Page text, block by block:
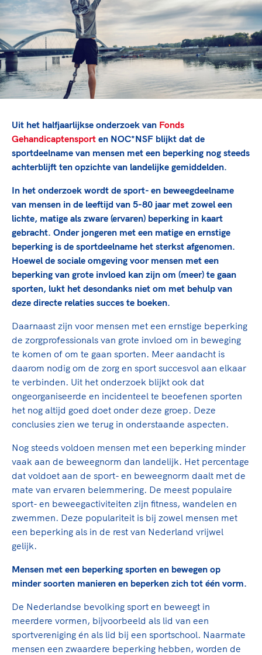
Sportonderzoek
Sportakkoord II
Game Changer
TeamNL kids
Nieuwspagina
Columns
Sport gaat niet vanzelf
Sport verenigt. Op sportclubs, pleintjes, tijdens
een rondje fietsen, door samen te skaten of naar
de sportschool te gaan. Door samen te juichen
voor Sifan Hassan, Rico Verhoeven, Diede de
Groot en het Nederlands Elftal. Of met trots te
genieten van de karatewedstrijd van je dochter,
de halve marathon van je moeder of de
hockeywedstrijd van je buurjongen.
Lees verder
Veilige en integere sport
Diversiteit en inclusie
Gezonde sportomgeving
Duurzaamheid
Bekwaam sportkader
Vitale clubs en bestuurlijk kader
Sportmatch
Clubacties
Handboek Wet- en Regelgeving
Opleidingen en trainingen
High5 Stappenplan
Ruimte voor sport
Clubondersteuning
Beroepskrachten
sportomgeving
Voor welk gedrag staat de club? Wat mag wel
langs de lijn, in de kleedkamer, kantine en online?
En wat mag vooral niet? Een gedragscode geeft
hier richting aan en is dus een belangrijk
onderdeel van het clubbeleid rondom gewenst en
Lees verder
TeamNL Academie Kalender
Kennisaanbod TeamNL Experts
TeamNL Sport Science Centre
Paralympische Spelen LA28
Europese Spelen Istanbul 2027
Topsportfinanciering
Maatschappelijke waarde topsport
Top teamsportcompetities
De TeamNL Academie
De TeamNL Academie biedt een leer- en
binnen TeamNL programma's: experts, coaches,
bestuurders, (technisch) directeuren, managers en
toekomstig kader.
Lees verder
Uit het halfjaarlijkse onderzoek van Fonds
Gehandicaptensport en NOC*NSF blijkt dat de
sportdeelname van mensen met een beperking nog steeds
achterblijft ten opzichte van landelijke gemiddelden.
In het onderzoek wordt de sport- en beweegdeelname
van mensen in de leeftijd van 5-80 jaar met zowel een
lichte, matige als zware (ervaren) beperking in kaart
gebracht. Onder jongeren met een matige en ernstige
beperking is de sportdeelname het sterkst afgenomen.
Hoewel de sociale omgeving voor mensen met een
beperking van grote invloed kan zijn om (meer) te gaan
sporten, lukt het desondanks niet om met behulp van
deze directe relaties succes te boeken.
Daarnaast zijn voor mensen met een ernstige beperking
de zorgprofessionals van grote invloed om in beweging
te komen of om te gaan sporten. Meer aandacht is
daarom nodig om de zorg en sport succesvol aan elkaar
te verbinden. Uit het onderzoek blijkt ook dat
ongeorganiseerde en incidenteel te beoefenen sporten
het nog altijd goed doet onder deze groep. Deze
conclusies zien we terug in onderstaande aspecten.
Nog steeds voldoen mensen met een beperking minder
vaak aan de beweegnorm dan landelijk. Het percentage
dat voldoet aan de sport- en beweegnorm daalt met de
mate van ervaren belemmering. De meest populaire
sport- en beweegactiviteiten zijn fitness, wandelen en
zwemmen. Deze populariteit is bij zowel mensen met
een beperking als in de rest van Nederland vrijwel
gelijk.
Mensen met een beperking sporten en bewegen op
minder soorten manieren en beperken zich tot één vorm.
De Nederlandse bevolking sport en beweegt in
meerdere vormen, bijvoorbeeld als lid van een
sportvereniging én als lid bij een sportschool. Naarmate
mensen een zwaardere beperking hebben, worden de